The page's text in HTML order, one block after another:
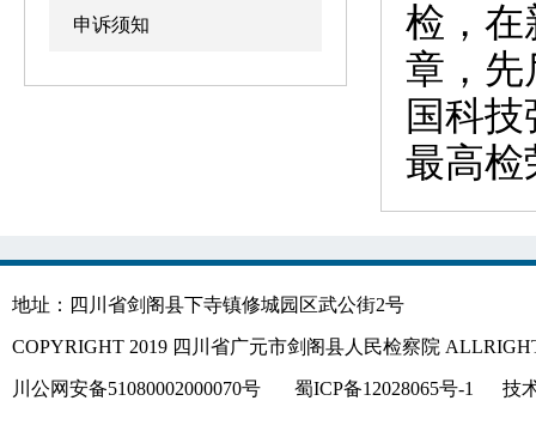
申诉须知
检，在
章，先
国科
最高检
地址：四川省剑阁县下寺镇修城园区武公街2号
COPYRIGHT 2019 四川省广元市剑阁县人民检察院
川公网安备51080002000070号 蜀ICP备12028065号-1 技